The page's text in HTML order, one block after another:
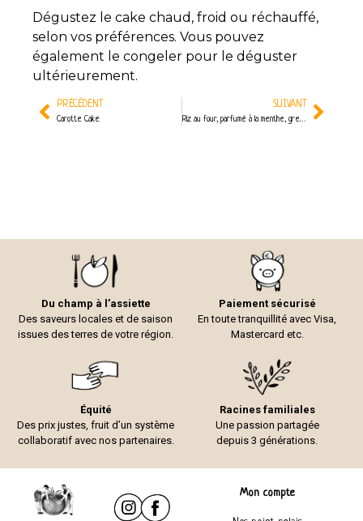
Dégustez le cake chaud, froid ou réchauffé,
selon vos préférences. Vous pouvez
également le congeler pour le déguster
ultérieurement.
PRÉCÉDENT
Carotte Cake
SUIVANT
Riz au four, parfumé à la menthe, grenade et olives vertes
Du champ à l’assiette
Des saveurs locales et de saison
issues des terres de votre région.
Paiement sécurisé
En toute tranquillité avec Visa,
Mastercard etc.
Équité
Des prix justes, fruit d’un système
collaboratif avec nos partenaires.
Racines familiales
Une passion partagée
depuis 3 générations.
Mon compte